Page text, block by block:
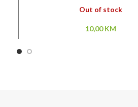
Out of stock
10,00KM